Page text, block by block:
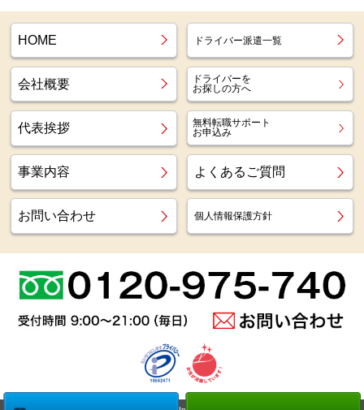
HOME ドライバー派遣一覧
会社概要
ドライバーを
お探しの方へ
代表挨拶
無料転職サポート
お申込み
事業内容 よくあるご質問
お問い合わせ 個人情報保護方針